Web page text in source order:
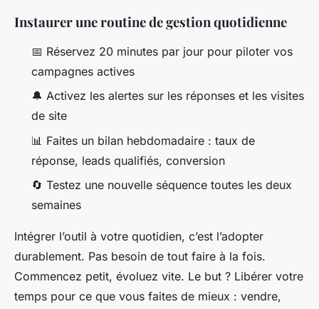
Instaurer une routine de gestion quotidienne
📅 Réservez 20 minutes par jour pour piloter vos
campagnes actives
🔔 Activez les alertes sur les réponses et les visites
de site
📊 Faites un bilan hebdomadaire : taux de
réponse, leads qualifiés, conversion
🔄 Testez une nouvelle séquence toutes les deux
semaines
Intégrer l’outil à votre quotidien, c’est l’adopter
durablement. Pas besoin de tout faire à la fois.
Commencez petit, évoluez vite. Le but ? Libérer votre
temps pour ce que vous faites de mieux : vendre,